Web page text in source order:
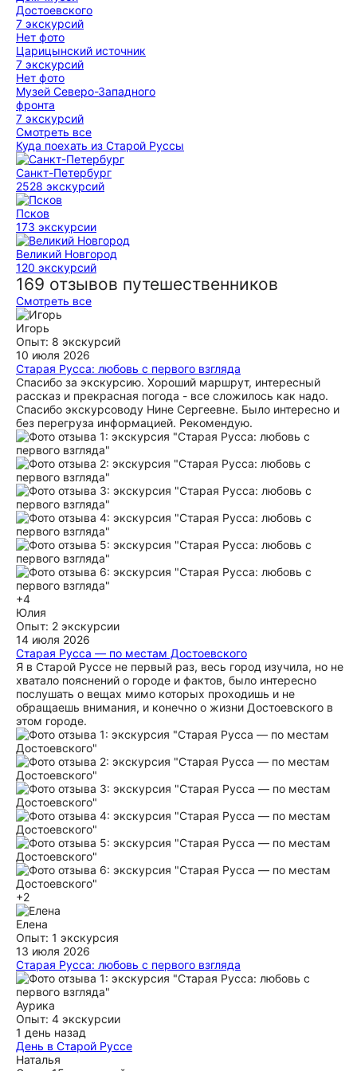
Достоевского
7 экскурсий
Нет фото
Царицынский источник
7 экскурсий
Нет фото
Музей Северо-Западного
фронта
7 экскурсий
Смотреть все
Куда поехать из Старой Руссы
Санкт-Петербург
2528 экскурсий
Псков
173 экскурсии
Великий Новгород
120 экскурсий
169 отзывов путешественников
Смотреть все
Игорь
Опыт: 8 экскурсий
10 июля 2026
Старая Русса: любовь с первого взгляда
Спасибо за экскурсию. Хороший маршрут, интересный
рассказ и прекрасная погода - все сложилось как надо.
Спасибо экскурсоводу Нине Сергеевне. Было интересно и
без перегруза информацией. Рекомендую.
+4
Юлия
Опыт: 2 экскурсии
14 июля 2026
Старая Русса — по местам Достоевского
Я в Старой Руссе не первый раз, весь город изучила, но не
хватало пояснений о городе и фактов, было интересно
послушать о вещах мимо которых проходишь и не
обращаешь внимания, и конечно о жизни Достоевского в
этом городе.
+2
Елена
Опыт: 1 экскурсия
13 июля 2026
Старая Русса: любовь с первого взгляда
Большое спасибо Нине Сергеевне за профессиональную,
при этом эмоциональную экскурсию! В её рассказе -
любовь к своему городу в каждом слове, которой она
делится с гостями. Кроме главного, мы узнали много
полезного - где вкусно и недорого поесть, например) 5+!
ещё
Аурика
Опыт: 4 экскурсии
1 день назад
День в Старой Руссе
это было наше первое посещение Старой Руссы и
Наталья